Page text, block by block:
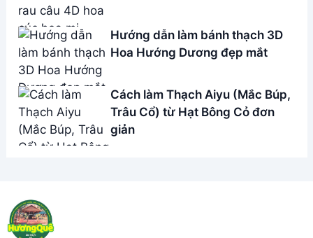
Hướng dẫn làm bánh thạch 3D
Hoa Hướng Dương đẹp mắt
Cách làm Thạch Aiyu (Mắc Búp,
Trâu Cổ) từ Hạt Bông Cỏ đơn
giản